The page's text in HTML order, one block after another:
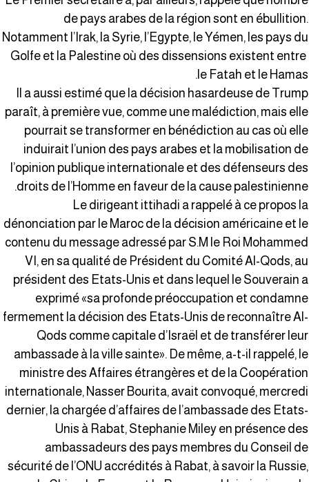
de pays arabes de la région sont en
Notamment l’Irak, la Syrie, l’Egypte, le Yémen, les pays
Golfe et la Palestine où des dissensions existent
le Fatah et le
Il a aussi estimé que la décision hasardeuse de
paraît, à première vue, comme une malédiction, mais
pourrait se transformer en bénédiction au cas où
induirait l’union des pays arabes et la mobilisation
l’opinion publique internationale et des défenseurs
droits de l’Homme en faveur de la cause
Le dirigeant ittihadi a rappelé à ce propos
dénonciation par le Maroc de la décision américaine et
contenu du message adressé par S.M le Roi
VI, en sa qualité de Président du Comité Al-Qods,
président des Etats-Unis et dans lequel le Souverain
exprimé «sa profonde préoccupation et
fermement la décision des Etats-Unis de reconnaître
Qods comme capitale d’Israël et de transférer
ambassade à la ville sainte». De même, a-t-il rappelé,
ministre des Affaires étrangères et de la
internationale, Nasser Bourita, avait convoqué,
dernier, la chargée d’affaires de l’ambassade des
Unis à Rabat, Stephanie Miley en présence
ambassadeurs des pays membres du Conseil
sécurité de l’ONU accrédités à Rabat, à savoir la